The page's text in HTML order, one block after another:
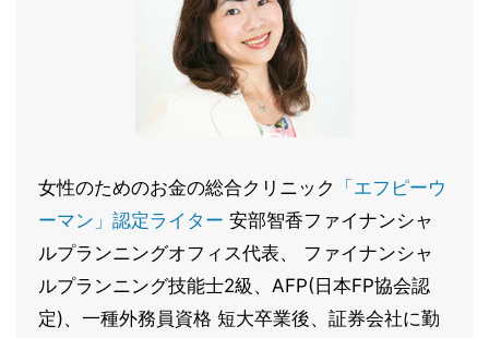
女性のためのお金の総合クリニック
「エフピーウ
ーマン」認定ライター 安部智香ファイナンシャ
ルプランニングオフィス代表、 ファイナンシャ
ルプランニング技能士2級、AFP(日本FP協会認
定)、一種外務員資格 短大卒業後、証券会社に勤